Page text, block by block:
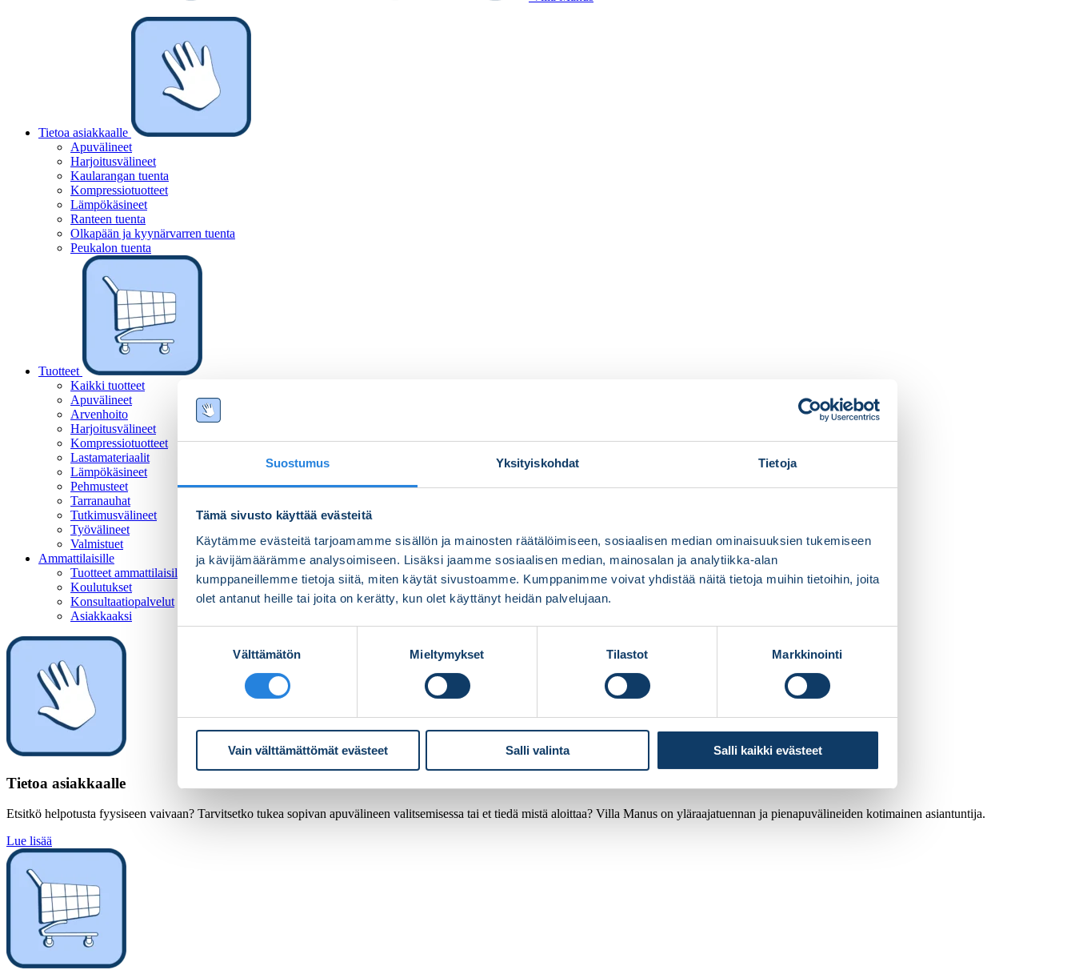
Suostumus Yksityiskohdat Tietoja
Tämä sivusto käyttää evästeitä
Käytämme evästeitä tarjoamamme sisällön ja mainosten räätälöimiseen, sosiaalisen median ominaisuuksien tukemiseen
ja kävijämäärämme analysoimiseen. Lisäksi jaamme sosiaalisen median, mainosalan ja analytiikka-alan
kumppaneillemme tietoja siitä, miten käytät sivustoamme. Kumppanimme voivat yhdistää näitä tietoja muihin tietoihin, joita
olet antanut heille tai joita on kerätty, kun olet käyttänyt heidän palvelujaan.
Välttämätön Mieltymykset Tilastot Markkinointi
Vain välttämättömät evästeet Salli valinta Salli kaikki evästeet
Tietoa asiakkaalle
Apuvälineet
Harjoitusvälineet
Kaularangan tuenta
Kompressiotuotteet
Lämpökäsineet
Ranteen tuenta
Olkapään ja kyynärvarren tuenta
Peukalon tuenta
Tuotteet
Kaikki tuotteet
Apuvälineet
Arvenhoito
Harjoitusvälineet
Kompressiotuotteet
Lastamateriaalit
Lämpökäsineet
Pehmusteet
Tarranauhat
Tutkimusvälineet
Työvälineet
Valmistuet
Ammattilaisille
Tuotteet ammattilaisille
Koulutukset
Konsultaatiopalvelut
Asiakkaaksi
Tietoa asiakkaalle
Etsitkö helpotusta fyysiseen vaivaan? Tarvitsetko tukea sopivan apuvälineen valitsemisessa tai et tiedä mistä aloittaa? Villa Manus on yläraajatuennan ja pienapuvälineiden kotimainen asiantuntija.
Lue lisää